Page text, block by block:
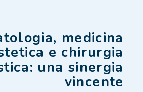
medicina
e chirurgia
una sinergia
vincente